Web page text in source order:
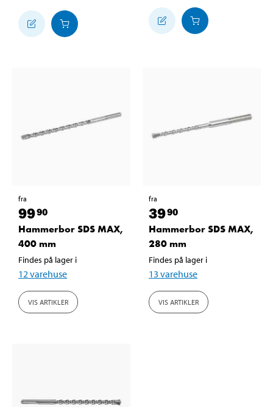
fra
9990
Hammerbor SDS MAX,
400 mm
Findes på lager i
12 varehuse
VIS ARTIKLER
fra
3990
Hammerbor SDS MAX,
280 mm
Findes på lager i
13 varehuse
VIS ARTIKLER